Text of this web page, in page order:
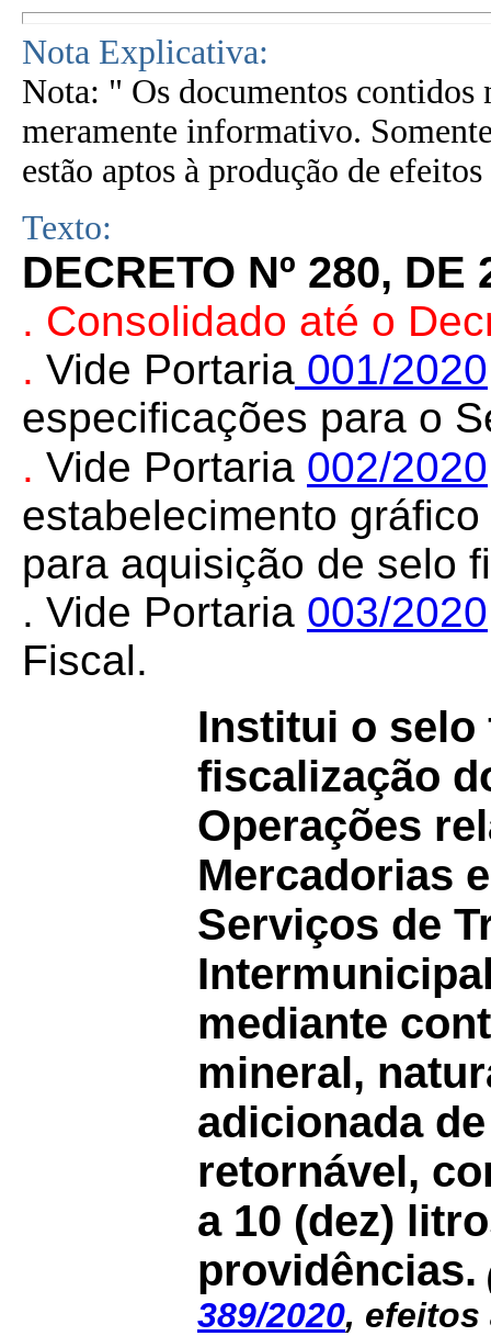
Nota Explicativa:
Nota: " Os documentos contidos
meramente informativo.
estão aptos à produção de
Texto:
DECRETO Nº 280,
. Consolidado até o
. Vide Portaria 001/2020
especificações para o
. Vide Portaria 002/2020
estabelecimento
para aquisição de selo
. Vide Portaria 003/2020
Fiscal.
Institui o selo
fiscalização
Operações
Mercadorias
Serviços de
mediante
mineral,
adicionada
retornável,
a 10 (dez)
providências.
389/2020, efeitos